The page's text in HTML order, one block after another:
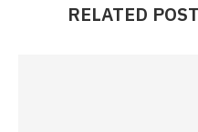
RELATED